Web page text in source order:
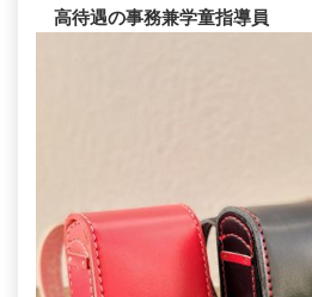
高待遇の事務兼学童指導員